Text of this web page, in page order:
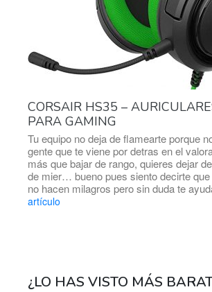
CORSAIR HS35 –
PARA GAMING
Tu equipo no deja de flamearte porque
gente que te viene por detras en el
más que bajar de rango, quieres dejar
de mier… bueno pues siento decirte
no hacen milagros pero sin duda te
artículo
¿LO HAS VISTO MÁS